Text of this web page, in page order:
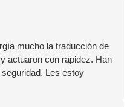
mucho la traducción de
actuaron con rapidez. Han
Les estoy